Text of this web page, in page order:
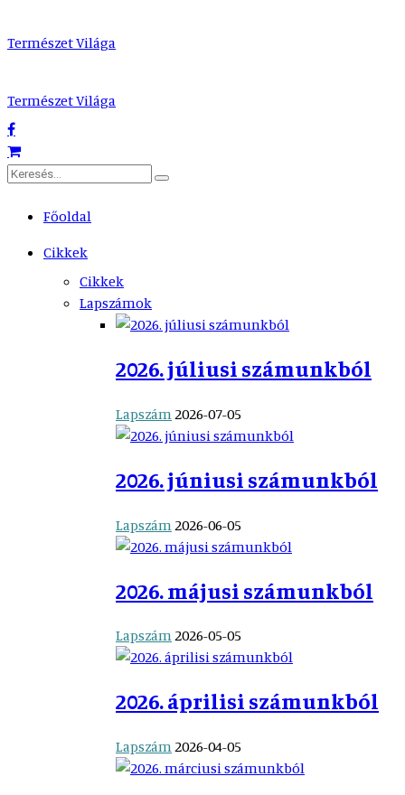
Természet Világa
Természet Világa
Főoldal
Cikkek
Cikkek
Lapszámok
2026. júliusi számunkból
Lapszám 2026-07-05
2026. júniusi számunkból
Lapszám 2026-06-05
2026. májusi számunkból
Lapszám2026-05-05
2026. áprilisi számunkból
Lapszám2026-04-05